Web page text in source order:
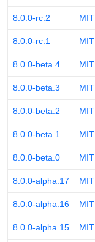
8.0.0-rc.2 MIT
8.0.0-rc.1 MIT
8.0.0-beta.4 MIT
8.0.0-beta.3 MIT
8.0.0-beta.2 MIT
8.0.0-beta.1 MIT
8.0.0-beta.0 MIT
8.0.0-alpha.17 MIT
8.0.0-alpha.16 MIT
8.0.0-alpha.15 MIT